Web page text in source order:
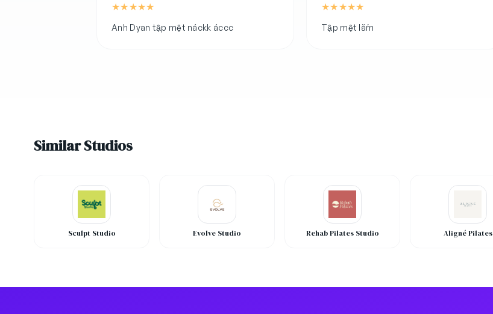
★★★★★
Anh Dyan tập mệt náckk áccc
★★★★★
Tập mệt lắm
Similar Studios
Sculpt Studio Evolve Studio Rehab Pilates Studio Aligné Pilates